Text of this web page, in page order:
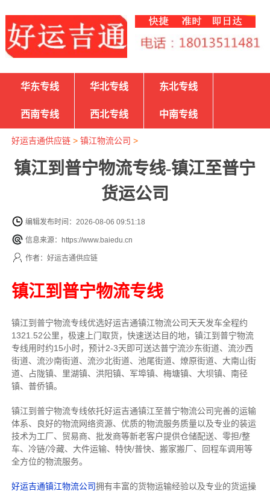
华东专线 华北专线 东北专线
西南专线 西北专线 中南专线
好运吉通供应链> 镇江物流公司 >
镇江到普宁物流专线-镇江至普宁
货运公司
编辑发布时间：2026-08-06 09:51:18
信息来源：https://www.baiedu.cn
作者：好运吉通供应链
镇江到普宁物流专线
镇江到普宁物流专线优选好运吉通镇江物流公司天天发车全程约
1321.52公里， 极速上门取货，快速送达目的地，镇江到普宁物流
专线用时约15小时，预计2-3天即可送达普宁流沙东街道、流沙西
街道、流沙南街道、流沙北街道、池尾街道、燎原街道、大南山街
道、占陇镇、里湖镇、洪阳镇、军埠镇、梅塘镇、大坝镇、南径
镇、普侨镇。
镇江到普宁物流专线依托好运吉通镇江至普宁物流公司完善的运输
体系、良好的物流网络资源、优质的物流服务质量以及专业的装运
技术为工厂、贸易商、批发商等新老客户提供仓储配送、零担/整
车、冷链/冷藏、大件运输、特快/普快、搬家搬厂、回程车调用等
全方位的物流服务。
好运吉通镇江物流公司拥有丰富的货物运输经验以及专业的货运操